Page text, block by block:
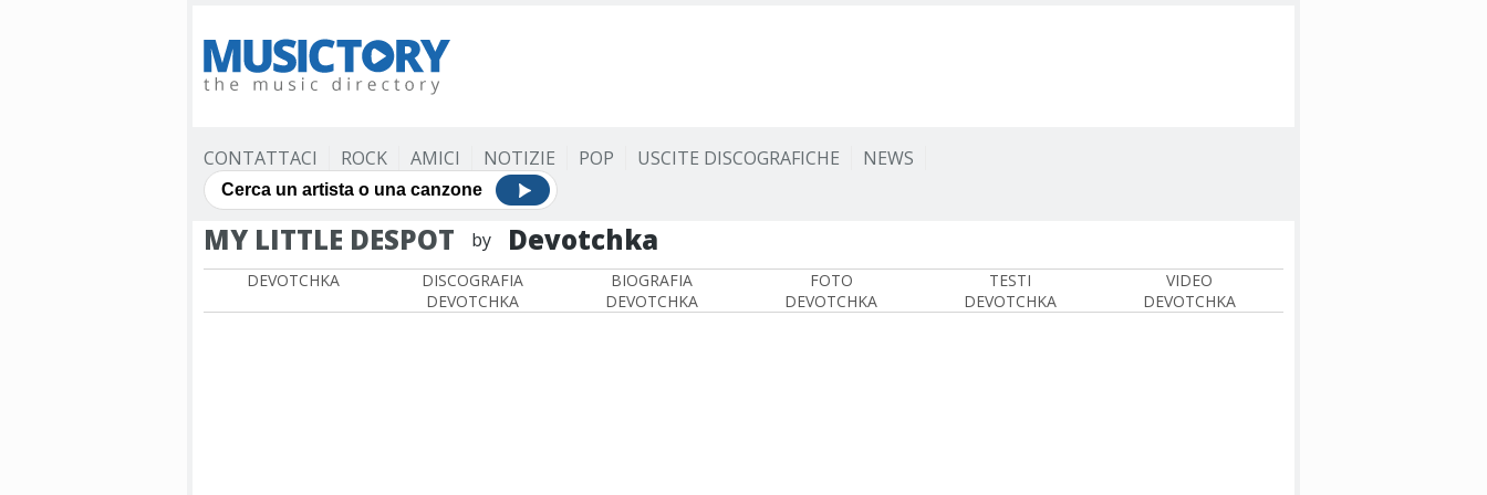
CONTATTACI ROCK AMICI NOTIZIE POP USCITE DISCOGRAFICHE NEWS
MY LITTLE DESPOT by Devotchka
DEVOTCHKA
DISCOGRAFIA
DEVOTCHKA
BIOGRAFIA
DEVOTCHKA
FOTO
DEVOTCHKA
TESTI
DEVOTCHKA
VIDEO
DEVOTCHKA